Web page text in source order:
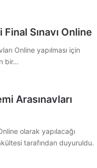
Sınavı Online
Online yapılması için
bir…
Arasınavları
olarak yapılacağı
tarafından duyuruldu.